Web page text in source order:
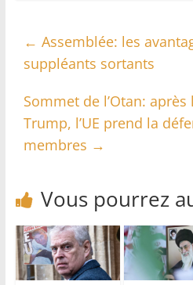
← Assemblée: les
suppléants sortants
Sommet de l’Otan:
Trump, l’UE prend la
membres →
Vous pourrez